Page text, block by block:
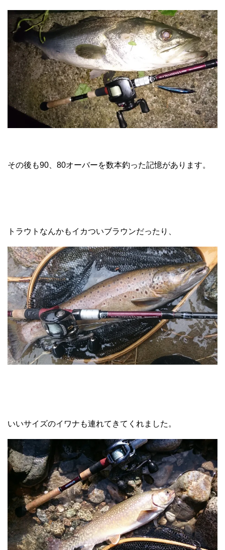
その後も90、80オーバーを数本釣った記憶があります。
トラウトなんかもイカついブラウンだったり、
いいサイズのイワナも連れてきてくれました。